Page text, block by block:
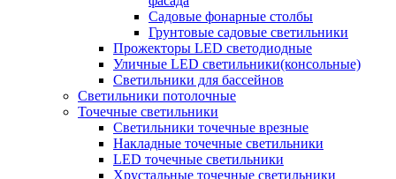
Садовые фонарные столбы
Грунтовые садовые светильники
Прожекторы LED светодиодные
Уличные LED светильники(консольные)
Светильники для бассейнов
Светильники потолочные
Точечные светильники
Светильники точечные врезные
Накладные точечные светильники
LED точечные светильники
Хрустальные точечные светильники